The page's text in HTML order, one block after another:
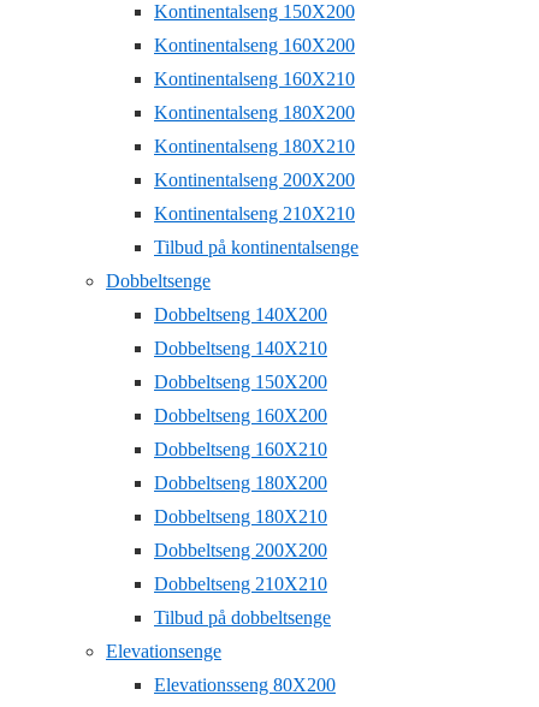
Kontinentalseng 150X200
Kontinentalseng 160X200
Kontinentalseng 160X210
Kontinentalseng 180X200
Kontinentalseng 180X210
Kontinentalseng 200X200
Kontinentalseng 210X210
Tilbud på kontinentalsenge
Dobbeltsenge
Dobbeltseng 140X200
Dobbeltseng 140X210
Dobbeltseng 150X200
Dobbeltseng 160X200
Dobbeltseng 160X210
Dobbeltseng 180X200
Dobbeltseng 180X210
Dobbeltseng 200X200
Dobbeltseng 210X210
Tilbud på dobbeltsenge
Elevationsenge
Elevationsseng 80X200